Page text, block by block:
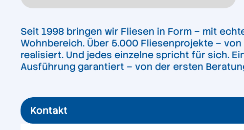
Seit 1998 bringen wir Fliesen in Form – mit
Wohnbereich. Über 5.000 Fliesenprojekte –
realisiert. Und jedes einzelne spricht für sich.
Ausführung garantiert – von der ersten
Kontakt